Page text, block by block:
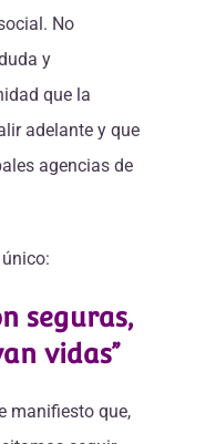
No
y
que la
adelante y que
agencias de
seguras,
vidas”
manifiesto que,